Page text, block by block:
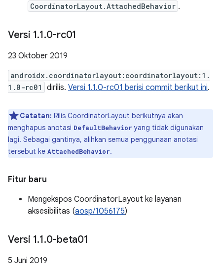
CoordinatorLayout.AttachedBehavior .
Versi 1.1.0-rc01
23 Oktober 2019
androidx.coordinatorlayout:coordinatorlayout:1.
1.0-rc01
dirilis. Versi 1.1.0-rc01 berisi commit berikut ini.
Catatan: Rilis CoordinatorLayout berikutnya akan
menghapus anotasi DefaultBehavior yang tidak digunakan
lagi. Sebagai gantinya, alihkan semua penggunaan anotasi
tersebut ke AttachedBehavior.
Fitur baru
Mengekspos CoordinatorLayout ke layanan
aksesibilitas (aosp/1056175)
Versi 1.1.0-beta01
5 Juni 2019